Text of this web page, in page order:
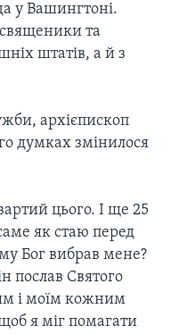
у Вашингтоні.
священики та
штатів, а й з
архієпископ
думках змінилося
цього. І ще 25
як стаю перед
Бог вибрав мене?
послав Святого
і моїм кожним
я міг помагати